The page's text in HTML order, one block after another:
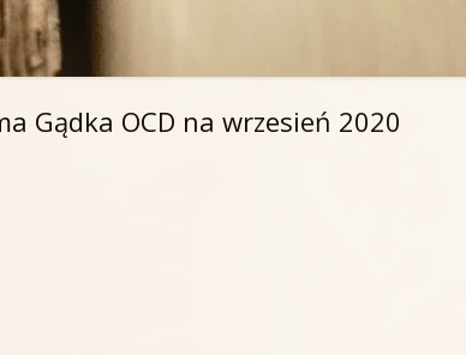
Gądka OCD na wrzesień 2020